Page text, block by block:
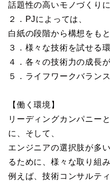
話題性の高いモノづくり
２．PJによっては、
白紙の段階から構想をも
３．様々な技術を試せる
４．各々の技術力の成長
５．ライフワークバラン
【働く環境】
リーディングカンパニー
に、そして、
エンジニアの選択肢が多
るために、様々な取り組
例えば、技術コンサルテ